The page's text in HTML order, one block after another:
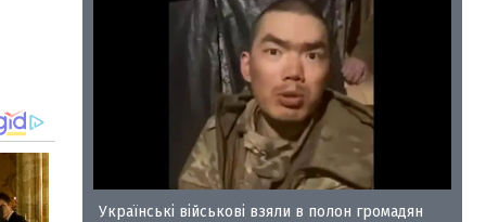
35
Українські військові взяли в полон громадян